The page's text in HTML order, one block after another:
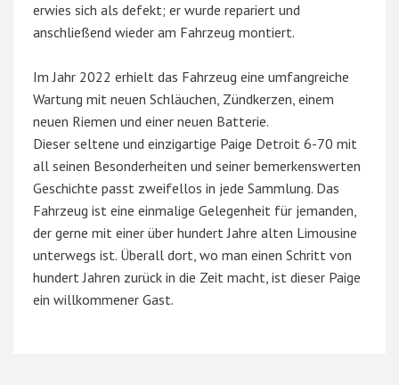
erwies sich als defekt; er wurde repariert und
anschließend wieder am Fahrzeug montiert.
Im Jahr 2022 erhielt das Fahrzeug eine umfangreiche
Wartung mit neuen Schläuchen, Zündkerzen, einem
neuen Riemen und einer neuen Batterie.
Dieser seltene und einzigartige Paige Detroit 6-70 mit
all seinen Besonderheiten und seiner bemerkenswerten
Geschichte passt zweifellos in jede Sammlung. Das
Fahrzeug ist eine einmalige Gelegenheit für jemanden,
der gerne mit einer über hundert Jahre alten Limousine
unterwegs ist. Überall dort, wo man einen Schritt von
hundert Jahren zurück in die Zeit macht, ist dieser Paige
ein willkommener Gast.